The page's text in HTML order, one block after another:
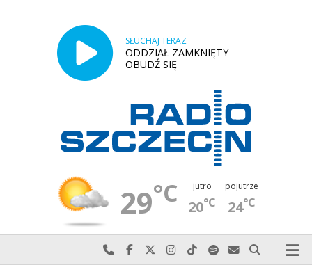
SŁUCHAJ TERAZ
ODDZIAŁ ZAMKNIĘTY -
OBUDŹ SIĘ
29°C jutro
20°C
pojutrze
24°C
Najlepiej po prostu do nas zadzwoń
Odwiedź nas na Facebook-u
Odwiedź nas na X
Odwiedź nas na Instagram-ie
Odwiedź nas na TikTok-u
Szukaj nas na Spotify
Wyślij do nas
Szukaj